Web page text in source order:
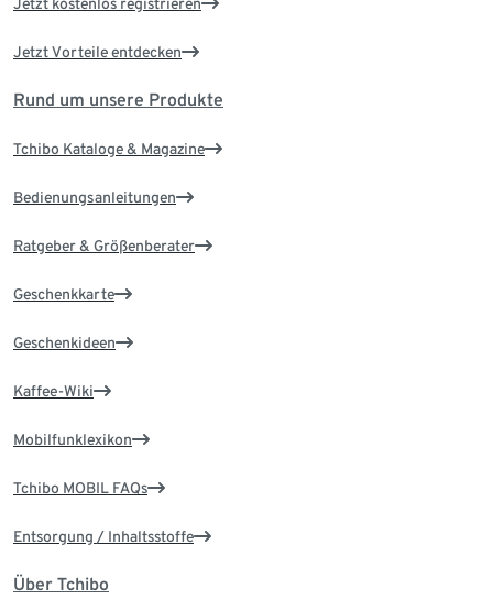
Jetzt Vorteile entdecken
Rund um unsere Produkte
Tchibo Kataloge & Magazine
Bedienungsanleitungen
Ratgeber & Größenberater
Geschenkkarte
Geschenkideen
Kaffee-Wiki
Mobilfunklexikon
Tchibo MOBIL FAQs
Entsorgung / Inhaltsstoffe
Über Tchibo